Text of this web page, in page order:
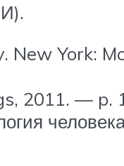
New York:
2011. — p.